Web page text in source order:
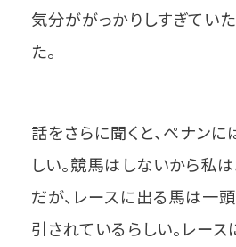
気分ががっかりしすぎてい
た。
話をさらに聞くと、ペナン
しい。競馬はしないから私
だが、レースに出る馬は一
引されているらしい。レー